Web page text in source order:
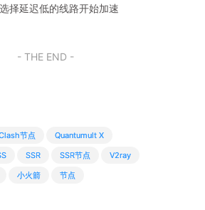
择延迟低的线路开始加速
- THE END -
节点
Quantumult X
SSR SSR节点
V2ray
小火箭 节点